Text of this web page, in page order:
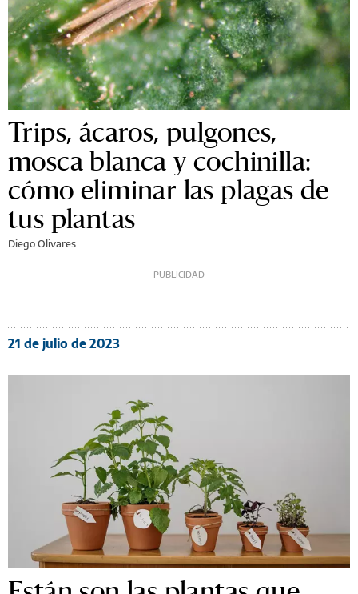
Trips, ácaros, pulgones,
mosca blanca y cochinilla:
cómo eliminar las plagas de
tus plantas
Diego Olivares
21 de julio de 2023